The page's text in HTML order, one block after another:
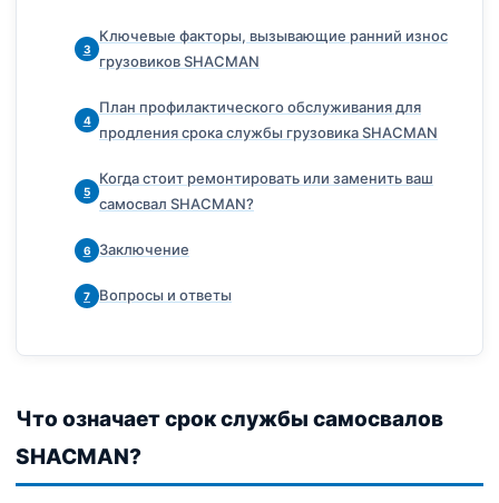
3
Ключевые факторы, вызывающие ранний износ
грузовиков SHACMAN
4
План профилактического обслуживания для
продления срока службы грузовика SHACMAN
5
Когда стоит ремонтировать или заменить ваш
самосвал SHACMAN?
6 Заключение
7 Вопросы и ответы
Что означает срок службы самосвалов
SHACMAN?